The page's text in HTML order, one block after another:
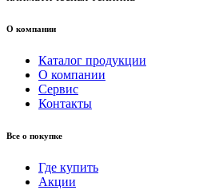
О компании
Каталог продукции
О компании
Сервис
Контакты
Все о покупке
Где купить
Акции